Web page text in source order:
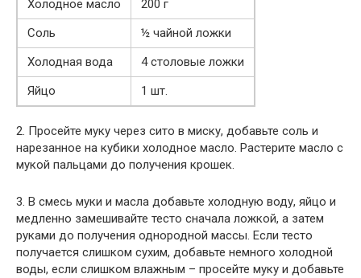
Холодное масло
200 г
Соль
½ чайной ложки
Холодная вода
4 столовые ложки
Яйцо
1 шт.
2. Просейте муку через сито в миску, добавьте соль и
нарезанное на кубики холодное масло. Растерите масло с
мукой пальцами до получения крошек.
3. В смесь муки и масла добавьте холодную воду, яйцо и
медленно замешивайте тесто сначала ложкой, а затем
руками до получения однородной массы. Если тесто
получается слишком сухим, добавьте немного холодной
воды, если слишком влажным – просейте муку и добавьте